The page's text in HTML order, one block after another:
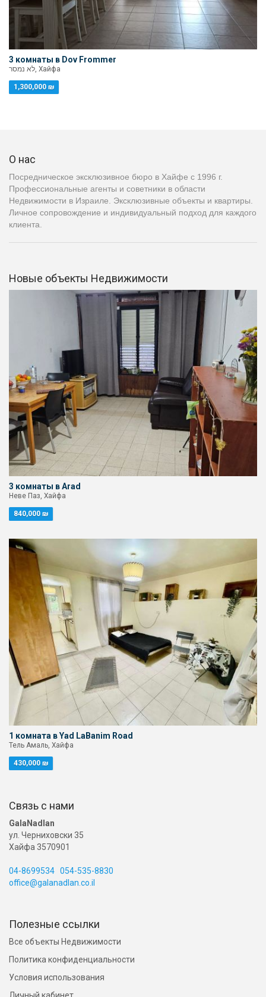
3 комнаты в Dov Frommer
לא נמסר, Хайфа
1,300,000 ₪
О нас
Посредническое эксклюзивное бюро в Хайфе с 1996 г.
Профессиональные агенты и советники в области
Недвижимости в Израиле. Эксклюзивные объекты и квартиры.
Личное сопровождение и индивидуальный подход для каждого
клиента.
Новые объекты Недвижимости
3 комнаты в Arad
Неве Паз, Хайфа
840,000 ₪
1 комната в Yad LaBanim Road
Тель Амаль, Хайфа
430,000 ₪
Связь с нами
GalaNadlan
ул. Черниховски 35
Хайфа 3570901
04-8699534 054-535-8830
office@galanadlan.co.il
Полезные ссылки
Все объекты Недвижимости
Политика конфиденциальности
Условия использования
Личный кабинет